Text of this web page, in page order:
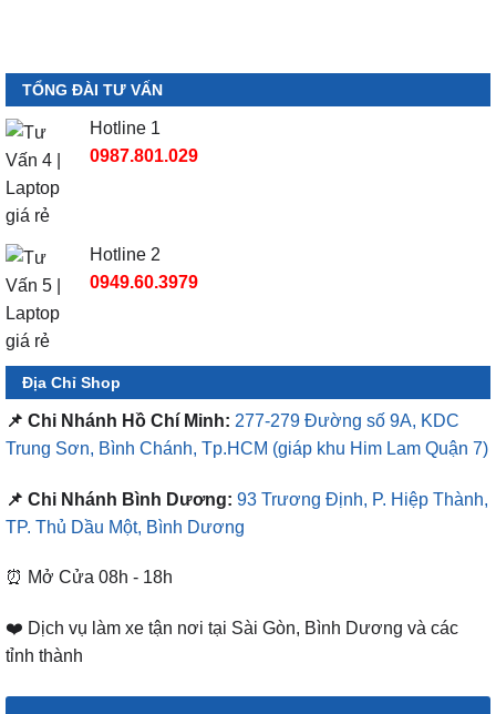
TỔNG ĐÀI TƯ VẤN
Hotline 1
0987.801.029
Hotline 2
0949.60.3979
Địa Chỉ Shop
📌 Chi Nhánh Hồ Chí Minh: 277-279 Đường số 9A, KDC
Trung Sơn, Bình Chánh, Tp.HCM (giáp khu Him Lam Quận 7)
📌 Chi Nhánh Bình Dương: 93 Trương Định, P. Hiệp Thành,
TP. Thủ Dầu Một, Bình Dương
⏰ Mở Cửa 08h - 18h
❤️ Dịch vụ làm xe tận nơi tại Sài Gòn, Bình Dương và các
tỉnh thành